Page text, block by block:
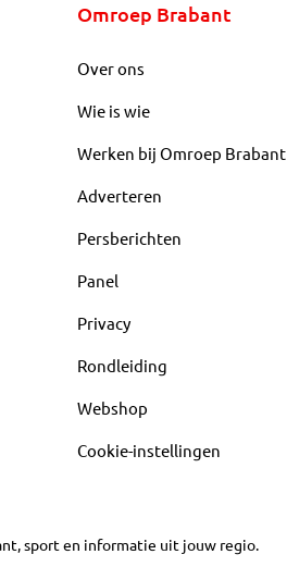
Omroep Brabant
Over ons
Wie is wie
Werken bij Omroep Brabant
Adverteren
Persberichten
Panel
Privacy
Rondleiding
Webshop
Cookie-instellingen
sport en informatie uit jouw regio.